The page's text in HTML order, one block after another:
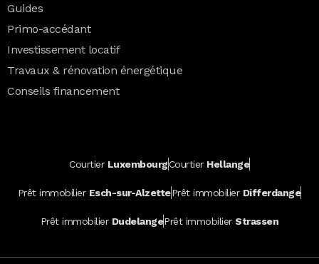
Guides
Primo-accédant
Investissement locatif
Travaux & rénovation énergétique
Conseils financement
Courtier LuxembourgCourtier Hellange
Prêt immobilier Esch-sur-AlzettePrêt immobilier Differdange
Prêt immobilier DudelangePrêt immobilierStrassen